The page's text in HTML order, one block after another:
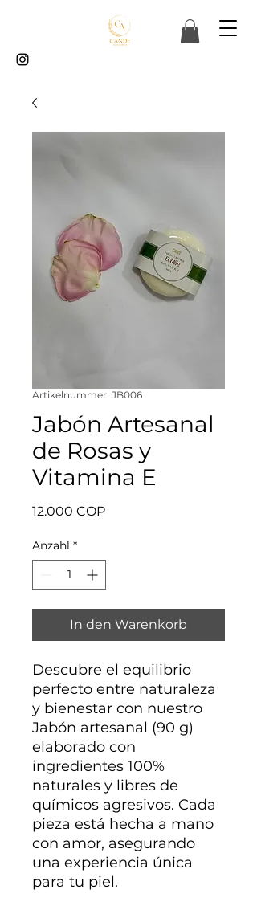
Artikelnummer: JB006
Jabón Artesanal
de Rosas y
Vitamina E
12.000 COPPreis
Anzahl *
In den Warenkorb
Descubre el equilibrio
perfecto entre naturaleza
y bienestar con nuestro
Jabón artesanal (90 g)
elaborado con
ingredientes 100%
naturales y libres de
químicos agresivos. Cada
pieza está hecha a mano
con amor, asegurando
una experiencia única
para tu piel.